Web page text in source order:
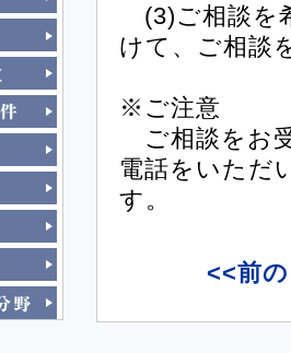
(3)ご相談を
けて、ご相談
※ご注意
ご相談をお
電話をいただ
す。
<<前